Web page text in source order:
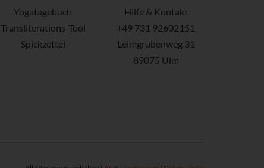
Yogatagebuch
Transliterations-Tool
Spickzettel
Hilfe & Kontakt
+49 731 92602151
Leimgrubenweg 31
89075 Ulm